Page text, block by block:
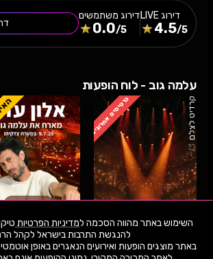
השימוש באתר מהווה הסכמה למדיניות הפרטיות
באתר מוצגים הופעות ואירועים הנאגרים באופן
דירוג
4.5/5
דירוג משתמשים
0.0/5
עלמה גוב - לוח הופעות
קרדיט לצלם כרטיסים אחרונים
25.8.26 חמישי